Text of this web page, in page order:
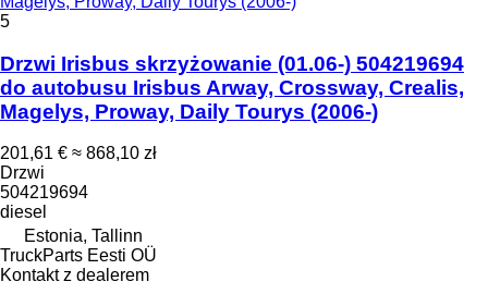
5
Drzwi Irisbus skrzyżowanie (01.06-) 504219694
do autobusu Irisbus Arway, Crossway, Crealis,
Magelys, Proway, Daily Tourys (2006-)
201,61 € ≈ 868,10 zł
Drzwi
504219694
diesel
Estonia, Tallinn
TruckParts Eesti OÜ
Kontakt z dealerem